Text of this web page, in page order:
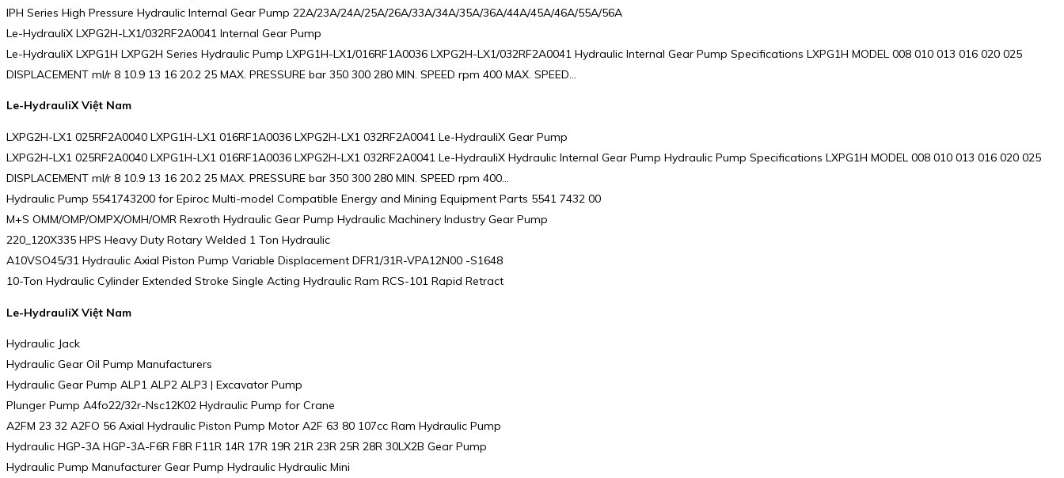
IPH Series High Pressure Hydraulic Internal Gear Pump 22A/23A/24A/25A/26A/33A/34A/35A/36A/44A/45A/46A/55A/56A
Le-HydrauliX LXPG2H-LX1/032RF2A0041 Internal Gear Pump
Le-HydrauliX LXPG1H LXPG2H Series Hydraulic Pump LXPG1H-LX1/016RF1A0036 LXPG2H-LX1/032RF2A0041 Hydraulic Internal Gear Pump Specifications LXPG1H MODEL 008 010 013 016 020 025
DISPLACEMENT ml/r 8 10.9 13 16 20.2 25 MAX. PRESSURE bar 350 300 280 MIN. SPEED rpm 400 MAX. SPEED…
Le-HydrauliX Việt Nam
LXPG2H-LX1 025RF2A0040 LXPG1H-LX1 016RF1A0036 LXPG2H-LX1 032RF2A0041 Le-HydrauliX Gear Pump
LXPG2H-LX1 025RF2A0040 LXPG1H-LX1 016RF1A0036 LXPG2H-LX1 032RF2A0041 Le-HydrauliX Hydraulic Internal Gear Pump Hydraulic Pump Specifications LXPG1H MODEL 008 010 013 016 020 025
DISPLACEMENT ml/r 8 10.9 13 16 20.2 25 MAX. PRESSURE bar 350 300 280 MIN. SPEED rpm 400…
Hydraulic Pump 5541743200 for Epiroc Multi-model Compatible Energy and Mining Equipment Parts 5541 7432 00
M+S OMM/OMP/OMPX/OMH/OMR Rexroth Hydraulic Gear Pump Hydraulic Machinery Industry Gear Pump
220_120X335 HPS Heavy Duty Rotary Welded 1 Ton Hydraulic
A10VSO45/31 Hydraulic Axial Piston Pump Variable Displacement DFR1/31R-VPA12N00 -S1648
10-Ton Hydraulic Cylinder Extended Stroke Single Acting Hydraulic Ram RCS-101 Rapid Retract
Le-HydrauliX Việt Nam
Hydraulic Jack
Hydraulic Gear Oil Pump Manufacturers
Hydraulic Gear Pump ALP1 ALP2 ALP3 | Excavator Pump
Plunger Pump A4fo22/32r-Nsc12K02 Hydraulic Pump for Crane
A2FM 23 32 A2FO 56 Axial Hydraulic Piston Pump Motor A2F 63 80 107cc Ram Hydraulic Pump
Hydraulic HGP-3A HGP-3A-F6R F8R F11R 14R 17R 19R 21R 23R 25R 28R 30LX2B Gear Pump
Hydraulic Pump Manufacturer Gear Pump Hydraulic Hydraulic Mini